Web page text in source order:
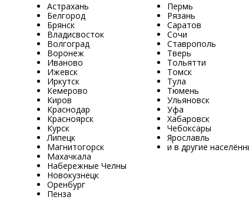
Астрахань
Белгород
Брянск
Владисвосток
Волгоград
Воронеж
Иваново
Ижевск
Иркутск
Кемерово
Киров
Краснодар
Красноярск
Курск
Липецк
Магнитогорск
Махачкала
Набережные Челны
Новокузнецк
Оренбург
Пенза
Пермь
Рязань
Саратов
Сочи
Ставрополь
Тверь
Тольятти
Томск
Тула
Тюмень
Ульяновск
Уфа
Хабаровск
Чебоксары
Ярославль
и в другие